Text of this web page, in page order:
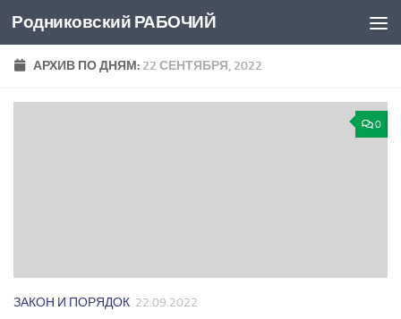
Перейти к содержимому
Родниковский РАБОЧИЙ
АРХИВ ПО ДНЯМ: 22 СЕНТЯБРЯ, 2022
0
ЗАКОН И ПОРЯДОК 22.09.2022